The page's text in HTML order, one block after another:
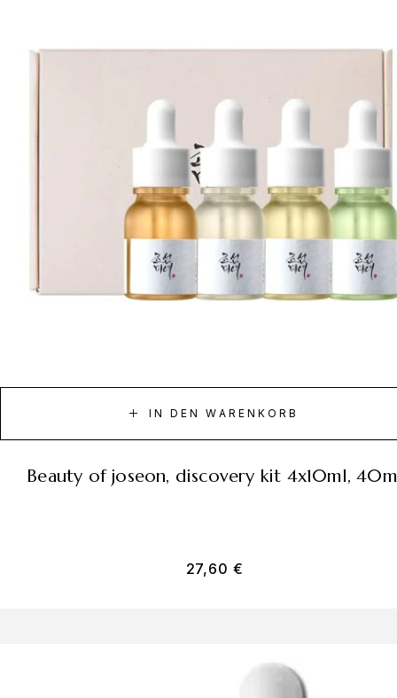
IN DEN WARENKORB
beauty of joseon, discovery kit 4x10ml,
27,60 €